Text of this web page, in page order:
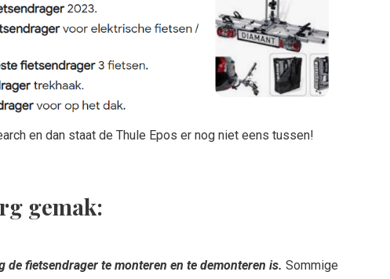
en dan staat de Thule Epos er nog niet eens tussen!
gemak:
de fietsendrager te monteren en te demonteren is. Sommige